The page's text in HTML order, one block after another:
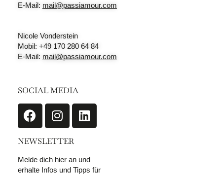
E-Mail: mail@passiamour.com
Nicole Vonderstein
Mobil: +49 170 280 64 84
E-Mail: mail@passiamour.com
SOCIAL MEDIA
NEWSLETTER
Melde dich hier an und
erhalte Infos und Tipps für